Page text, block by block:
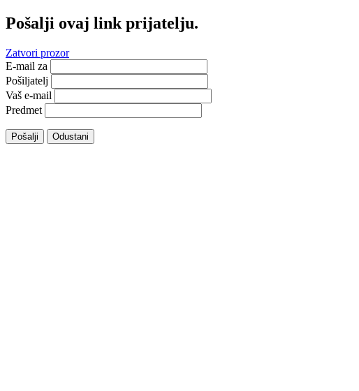
Pošalji ovaj link prijatelju.
Zatvori prozor
E-mail za
Pošiljatelj
Vaš e-mail
Predmet
Pošalji Odustani